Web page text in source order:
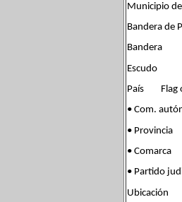
Municipio
Bandera de
Bandera
Escudo
País Flag
• Com.
• Provincia
•
• Partido
Ubicación